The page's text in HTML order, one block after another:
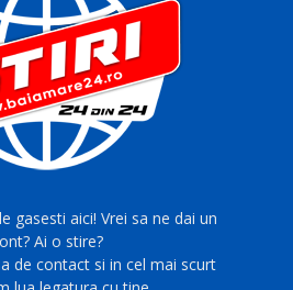
gasesti aici! Vrei sa ne dai un
Ai o stire?
de contact si in cel mai scurt